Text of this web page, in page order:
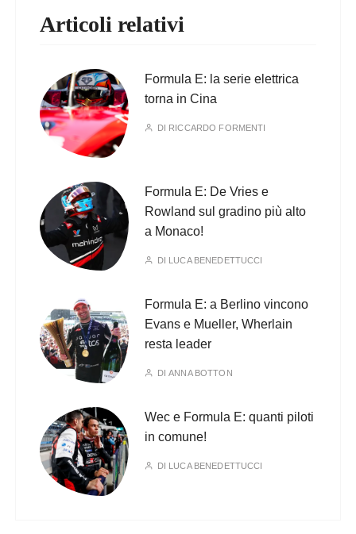
Articoli relativi
Formula E: la serie elettrica
torna in Cina
DI RICCARDO FORMENTI
Formula E: De Vries e
Rowland sul gradino più alto
a Monaco!
DI LUCA BENEDETTUCCI
Formula E: a Berlino vincono
Evans e Mueller, Wherlain
resta leader
DIANNA BOTTON
Wec e Formula E: quanti piloti
in comune!
DI LUCA BENEDETTUCCI